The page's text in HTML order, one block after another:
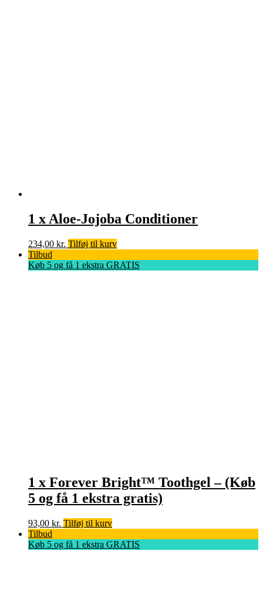
1 x Aloe-Jojoba Conditioner
234,00 kr. Tilføj til kurv
Tilbud
Køb 5 og få 1 ekstra GRATIS
1 x Forever Bright™ Toothgel – (Køb
5 og få 1 ekstra gratis)
93,00 kr. Tilføj til kurv
Tilbud
Køb 5 og få 1 ekstra GRATIS